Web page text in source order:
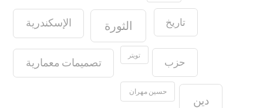
الإسكندرية الثورة تاريخ
تصميمات معمارية
تويتر
حزب
حسين مهران
دين